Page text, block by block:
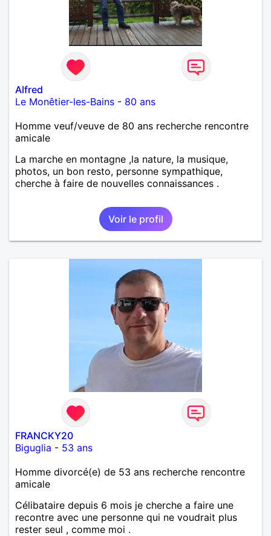
Alfred
Le Monêtier-les-Bains - 80 ans
Homme veuf/veuve de 80 ans recherche rencontre
amicale
La marche en montagne ,la nature, la musique,
photos, un bon resto, personne sympathique,
cherche à faire de nouvelles connaissances .
Voir le profil
FRANCKY20
Biguglia - 53 ans
Homme divorcé(e) de 53 ans recherche rencontre
amicale
Célibataire depuis 6 mois je cherche a faire une
recontre avec une personne qui ne voudrait plus
rester seul , comme moi .